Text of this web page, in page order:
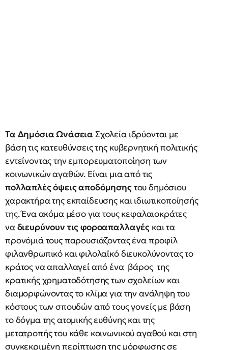
Τα Δημόσια Ωνάσεια Σχολεία ιδρύονται με
βάση τις κατευθύνσεις της κυβερνητική πολιτικής
εντείνοντας την εμπορευματοποίηση των
κοινωνικών αγαθών. Είναι μια από τις
πολλαπλές όψεις αποδόμησηςτου δημόσιου
χαρακτήρα της εκπαίδευσης και ιδιωτικοποίησής
της. Ένα ακόμα μέσο για τους κεφαλαιοκράτες
ναδιευρύνουν τις φοροαπαλλαγές και τα
προνόμιά τους παρουσιάζοντας ένα προφίλ
φιλανθρωπικό και φιλολαϊκό διευκολύνοντας το
κράτος να απαλλαγεί από ένα βάρος της
κρατικής χρηματοδότησης των σχολείων και
διαμορφώνοντας το κλίμα για την ανάληψη του
κόστους των σπουδών από τους γονείς με βάση
το δόγμα της ατομικής ευθύνης και της
μετατροπής του κάθε κοινωνικού αγαθού και στη
συγκεκριμένη περίπτωση της μόρφωσης σε